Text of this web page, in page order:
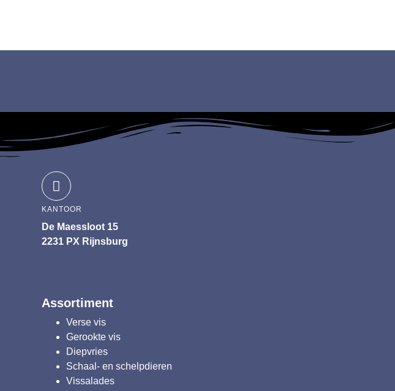
KANTOOR
De Maessloot 15
2231 PX Rijnsburg
Assortiment
Verse vis
Gerookte vis
Diepvries
Schaal- en schelpdieren
Vissalades